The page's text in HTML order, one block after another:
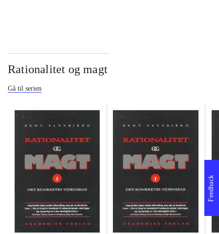
Rationalitet og magt
Gå til serien
Feedback